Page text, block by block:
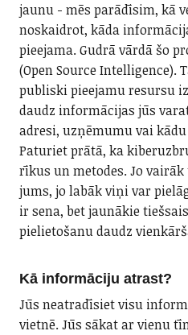
jaunu - mēs parādīsim, kā
noskaidrot, kāda
pieejama. Gudrā vārdā šo
(Open Source Intelligence).
publiski pieejamu resursu
daudz informācijas jūs
adresi, uzņēmumu vai
Paturiet prātā, ka
rīkus un metodes. Jo
jums, jo labāk viņi var
ir sena, bet jaunākie
pielietošanu daudz
Kā informāciju atrast?
Jūs neatradīsiet visu
vietnē. Jūs sākat ar vienu